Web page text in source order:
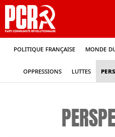
Politique française Monde
Oppressions Luttes